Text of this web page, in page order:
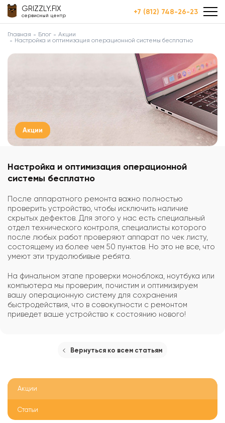
GRIZZLY.FIX
сервисный центр +7 (812) 748-26-23
Главная Блог
Акции
Настройка и оптимизация операционной системы бесплатно
Акции
Настройка и оптимизация операционной
системы бесплатно
После аппаратного ремонта важно полностью
проверить устройство, чтобы исключить наличие
скрытых дефектов. Для этого у нас есть специальный
отдел технического контроля, специалисты которого
после любых работ проверяют аппарат по чек листу,
состоящему из более чем 50 пунктов. Но это не все, что
умеют эти трудолюбивые ребята.
На финальном этапе проверки моноблока, ноутбука или
компьютера мы проверим, почистим и оптимизируем
вашу операционную систему для сохранения
быстродействия, что в совокупности с ремонтом
приведет ваше устройство к состоянию нового!
Вернуться ко всем статьям
Акции
Статьи